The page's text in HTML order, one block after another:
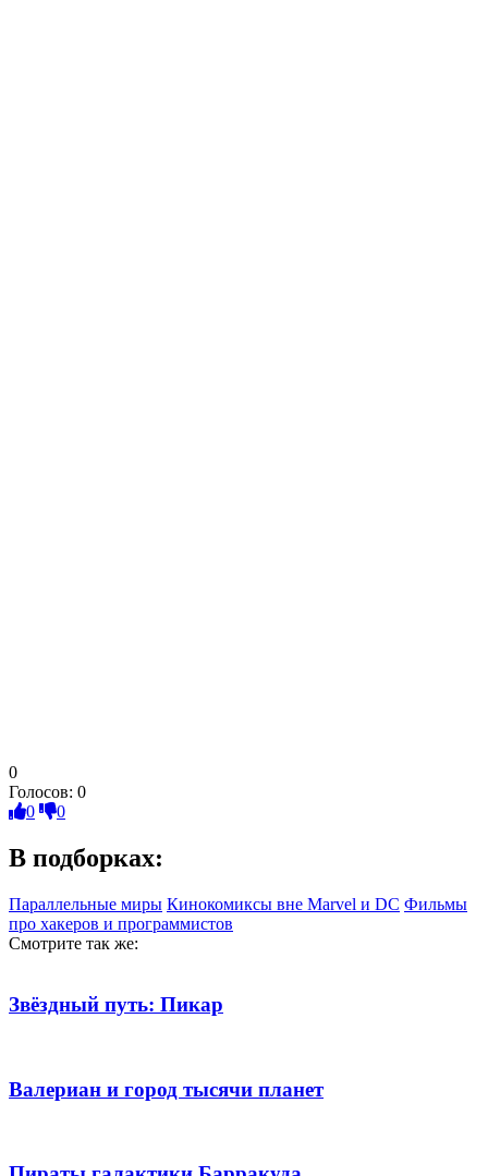
0
Голосов: 0
0
0
В подборках:
Параллельные миры Кинокомиксы вне Marvel и DC Фильмы
про хакеров и программистов
Смотрите так же:
Звёздный путь: Пикар
Валериан и город тысячи планет